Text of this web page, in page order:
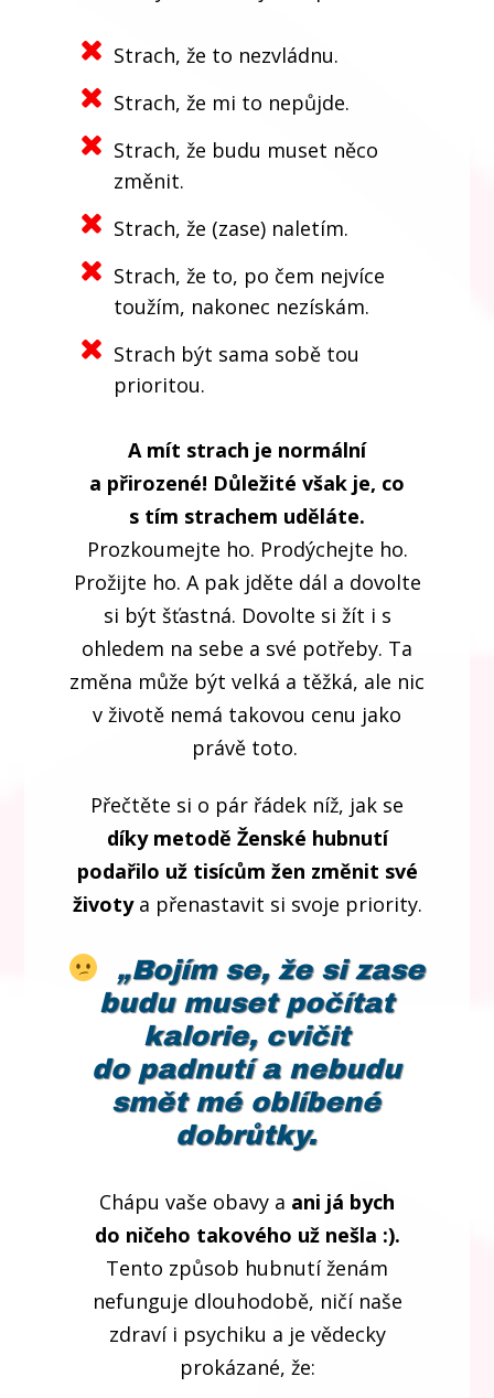
Strach, že to nezvládnu.
Strach, že mi to nepůjde.
Strach, že budu muset něco
změnit.
Strach, že (zase) naletím.
Strach, že to, po čem nejvíce
toužím, nakonec nezískám.
Strach být sama sobě tou
prioritou.
A mít strach je normální
a přirozené! Důležité však je, co
s tím strachem uděláte.
Prozkoumejte ho. Prodýchejte ho.
Prožijte ho. A pak jděte dál a dovolte
si být šťastná. Dovolte si žít i s
ohledem na sebe a své potřeby. Ta
změna může být velká a těžká, ale nic
v životě nemá takovou cenu jako
právě toto.
Přečtěte si o pár řádek níž, jak se
díky metodě Ženské hubnutí
podařilo už tisícům žen změnit své
životya přenastavit si svoje priority.
„Bojím se, že si zase
budu muset počítat
kalorie, cvičit
do padnutí a nebudu
smět mé oblíbené
dobrůtky.
Chápu vaše obavy a ani já bych
do ničeho takového už nešla :).
Tento způsob hubnutí ženám
nefunguje dlouhodobě, ničí naše
zdraví i psychiku a je vědecky
prokázané, že: